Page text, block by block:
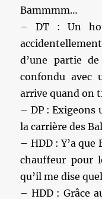
Bammmm…
– DT : Un
d’une partie
confondu avec
arrive quand on
– DP : Exigeons
la carrière des
– HDD : Y’a que
chauffeur pour
qu’il me dise
– HDD : Grâce